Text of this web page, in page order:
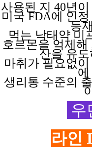
사용된 지 40년
미국 FDA에 인
등
먹는 낙태약미
호르몬을 억제해
산을 유
마취가 필요없이
에
생리통 수준의
우
라인